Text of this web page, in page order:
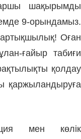
ша­қырымды
9-орындамыз.
артықшы­лық! Оған
­ғайыр табиғи
қолдау
қар­жыландыруға
мен көлік